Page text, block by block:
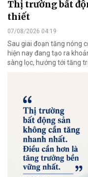
Thị trường bất
thiết
07/08/2026 04:19
Sau giai đoạn tăng nóng
hiện nay đang tạo ra
sàng lọc, hướng tới tăng